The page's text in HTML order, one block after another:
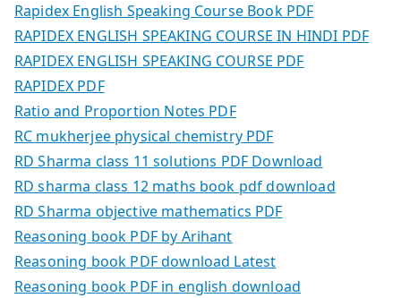
Rapidex English Speaking Course Book PDF
RAPIDEX ENGLISH SPEAKING COURSE IN HINDI PDF
RAPIDEX ENGLISH SPEAKING COURSE PDF
RAPIDEX PDF
Ratio and Proportion Notes PDF
RC mukherjee physical chemistry PDF
RD Sharma class 11 solutions PDF Download
RD sharma class 12 maths book pdf download
RD Sharma objective mathematics PDF
Reasoning book PDF by Arihant
Reasoning book PDF download Latest
Reasoning book PDF in english download